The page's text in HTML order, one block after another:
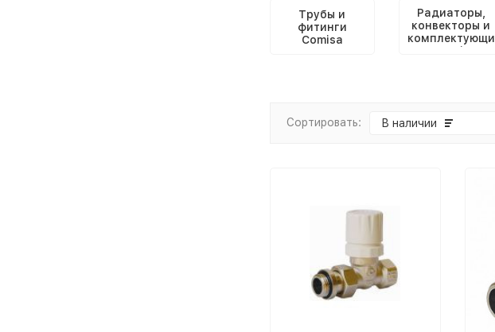
Трубы и
фитинги
Comisa
Радиаторы,
конвекторы и
комплектующи
е Comisa
Сортировать: В наличии